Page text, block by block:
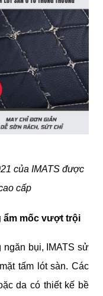
của IMATS được
cấp
ẩm mốc vượt trội
ngăn bụi, IMATS sử
tấm lót sàn. Các
da có thiết kế bề